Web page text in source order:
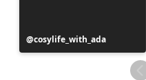
投
稿
cosylife_with_ada